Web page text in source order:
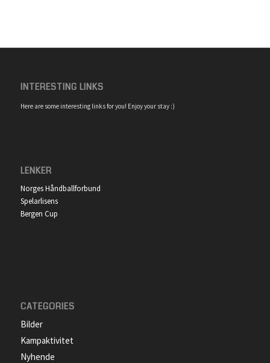
INTERESTING LINKS
Here are some interesting links for you! Enjoy your stay :)
LENKER
Norges Håndballforbund
Spelarlisens
Bergen Cup
CATEGORIES
Bilder
Kampaktivitet
Nyhende